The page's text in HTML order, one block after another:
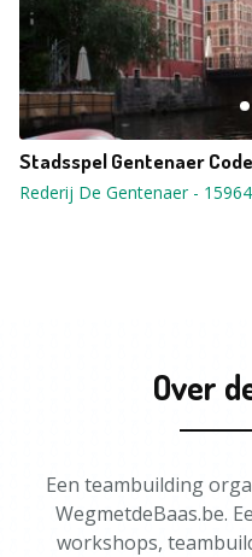
Stadsspel Gentenaer Code
Rederij De Gentenaer- 15964
Over
Een teambuilding
WegmetdeBaas.be.
workshops,